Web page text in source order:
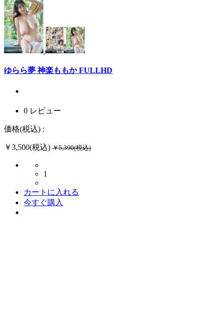
ゆらら夢 神楽ももか FULLHD
0 レビュー
価格(税込) :
￥3,500(税込) ￥5,390(税込)
1
カートに入れる
今すぐ購入